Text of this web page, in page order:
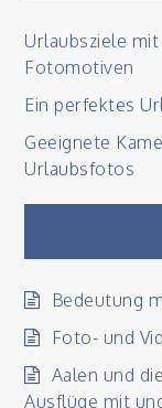
Urlaubsziele
Fotomotiven
Ein perfektes
Geeignete
Urlaubsfotos
Bedeutung
Foto- und
Aalen und
Ausflüge mit